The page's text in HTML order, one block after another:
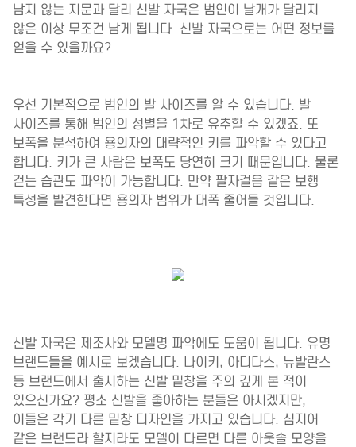
남지 않는 지문과 달리 신발 자국은 범인이 날개가 달리지
않은 이상 무조건 남게 됩니다. 신발 자국으로는 어떤 정보를
얻을 수 있을까요?
우선 기본적으로 범인의 발 사이즈를 알 수 있습니다. 발
사이즈를 통해 범인의 성별을 1차로 유추할 수 있겠죠. 또
보폭을 분석하여 용의자의 대략적인 키를 파악할 수 있다고
합니다. 키가 큰 사람은 보폭도 당연히 크기 때문입니다. 물론
걷는 습관도 파악이 가능합니다. 만약 팔자걸음 같은 보행
특성을 발견한다면 용의자 범위가 대폭 줄어들 것입니다.
신발 자국은 제조사와 모델명 파악에도 도움이 됩니다. 유명
브랜드들을 예시로 보겠습니다. 나이키, 아디다스, 뉴발란스
등 브랜드에서 출시하는 신발 밑창을 주의 깊게 본 적이
있으신가요? 평소 신발을 좋아하는 분들은 아시겠지만,
이들은 각기 다른 밑창 디자인을 가지고 있습니다. 심지어
같은 브랜드라 할지라도 모델이 다르면 다른 아웃솔 모양을